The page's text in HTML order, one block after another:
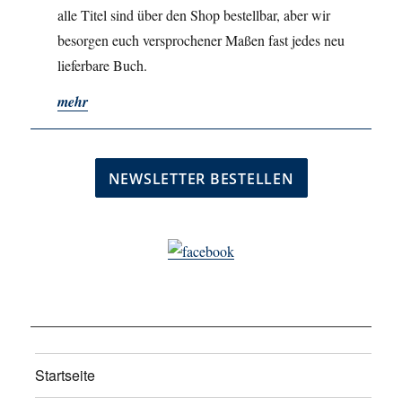
alle Titel sind über den Shop bestellbar, aber wir
besorgen euch versprochener Maßen fast jedes neu
lieferbare Buch.
mehr
Startseite